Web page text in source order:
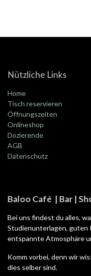
Nützliche Links
Home
Tisch reservieren
Öffnungszeiten
Onlineshop
Dozierende
AGB
Datenschutz
Baloo Café | Bar |
Bei uns findest du alles,
Studienunterlagen, guten
entspannte Atmosphäre
Komm vorbei, denn wir
dies selber sind.